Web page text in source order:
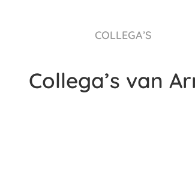
COLLEGA’S
Collega’s van